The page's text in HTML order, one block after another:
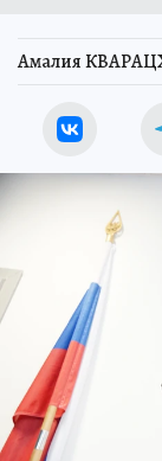
Амалия